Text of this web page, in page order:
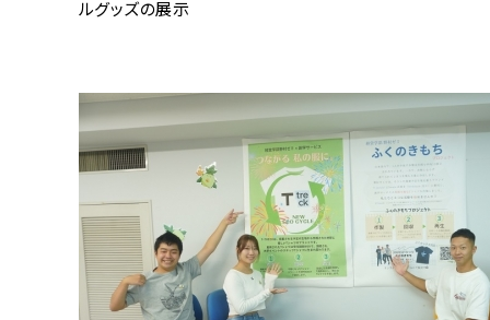
ルグッズの展示